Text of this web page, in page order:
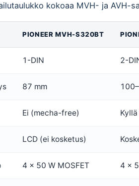
kokoaa MVH- ja AVH-
PIONEER MVH-S320BT
1-DIN 2-
87 mm
Ei (mecha-free)
LCD (ei kosketus)
4 × 50 W MOSFET 4 ×